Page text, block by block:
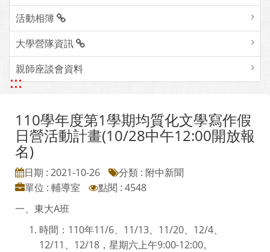
活動相簿
大學營隊資訊
親師座談會資料
:::
110學年度第1學期均質化文學寫作假
日營活動計畫(10/28中午12:00開放報
名)
日期 : 2021-10-26
分類 : 附中新聞
單位 : 輔導室
點閱 : 4548
一、東大A班
時間：110年11/6、11/13、11/20、12/4、
12/11、12/18，星期六上午9:00-12:00。